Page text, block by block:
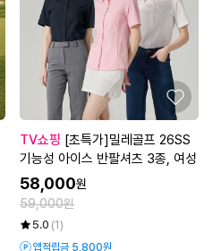
TV쇼핑
기능성 아이스 반팔셔츠 3종, 여성
58,000원
59,000원
5.0 (1)
앱적립금 5,800원